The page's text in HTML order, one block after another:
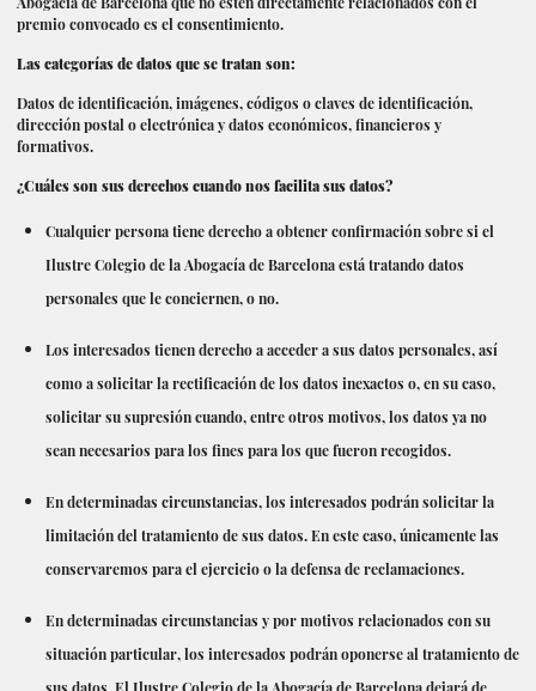
premio convocado es el consentimiento.
Las categorías de datos que se tratan son:
Datos de identificación, imágenes, códigos o claves de identificación,
dirección postal o electrónica y datos económicos, financieros y
formativos.
¿Cuáles son sus derechos cuando nos facilita sus datos?
Cualquier persona tiene derecho a obtener confirmación sobre si el
Ilustre Colegio de la Abogacía de Barcelona está tratando datos
personales que le conciernen, o no.
Los interesados ​​tienen derecho a acceder a sus datos personales, así
como a solicitar la rectificación de los datos inexactos o, en su caso,
solicitar su supresión cuando, entre otros motivos, los datos ya no
sean necesarios para los fines para los que fueron recogidos.
En determinadas circunstancias, los interesados ​​podrán solicitar la
limitación del tratamiento de sus datos. En este caso, únicamente las
conservaremos para el ejercicio o la defensa de reclamaciones.
En determinadas circunstancias y por motivos relacionados con su
situación particular, los interesados ​​podrán oponerse al tratamiento de